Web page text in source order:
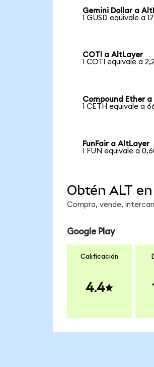
Gemini Dollar a
1 GUSD equivale a
COTI a AltLayer
1 COTI equivale a
Compound Ether
1 CETH equivale a
FunFair a AltLayer
1 FUN equivale a
Obtén ALT
Compra, vende,
Google Play
Calificación
4.4